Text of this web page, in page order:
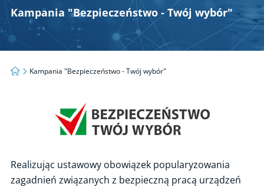
Kampania "Bezpieczeństwo - Twój wybór"
Strona główna
Kampania "Bezpieczeństwo - Twój wybór"
Realizując ustawowy obowiązek popularyzowania
zagadnień związanych z bezpieczną pracą urządzeń